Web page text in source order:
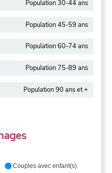
Population 30-44 ans
Population 45-59 ans
Population 60-74 ans
Population 75-89 ans
Population 90 ans et +
Couples avec enfant(s)